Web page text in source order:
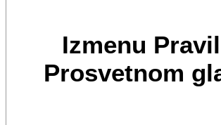
Izmenu
Prosvetnom